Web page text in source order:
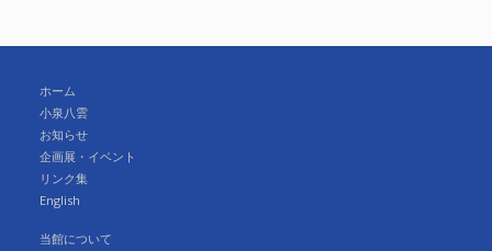
ホーム
小泉八雲
お知らせ
企画展・イベント
リンク集
English
当館について